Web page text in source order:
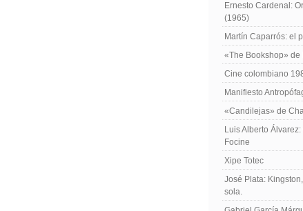
Ernesto Cardenal:
(1965)
Martín Caparrós: el
«The Bookshop» de
Cine colombiano
Manifiesto
«Candilejas» de
Luis Alberto
Focine
Xipe Totec
José Plata:
sola.